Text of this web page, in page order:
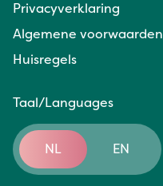
Privacyverklaring
Algemene voorwaarden
Huisregels
Taal/Languages
NL EN